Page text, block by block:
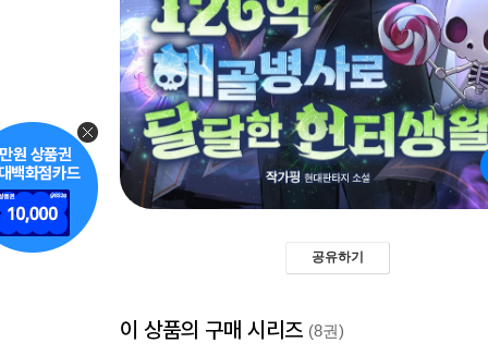
공유하기
이 상품의 구매 시리즈 (8권)